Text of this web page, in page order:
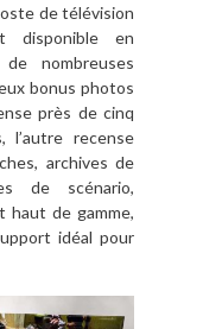
de télévision
disponible en
nombreuses
bonus photos
près de cinq
l’autre recense
archives de
de scénario,
haut de gamme,
idéal pour